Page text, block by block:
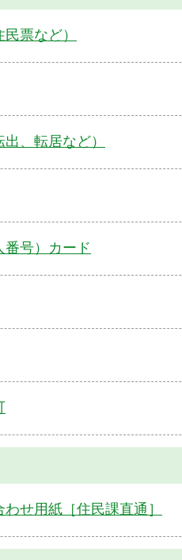
票など）
、転居など）
番号）カード
せ用紙［住民課直通］